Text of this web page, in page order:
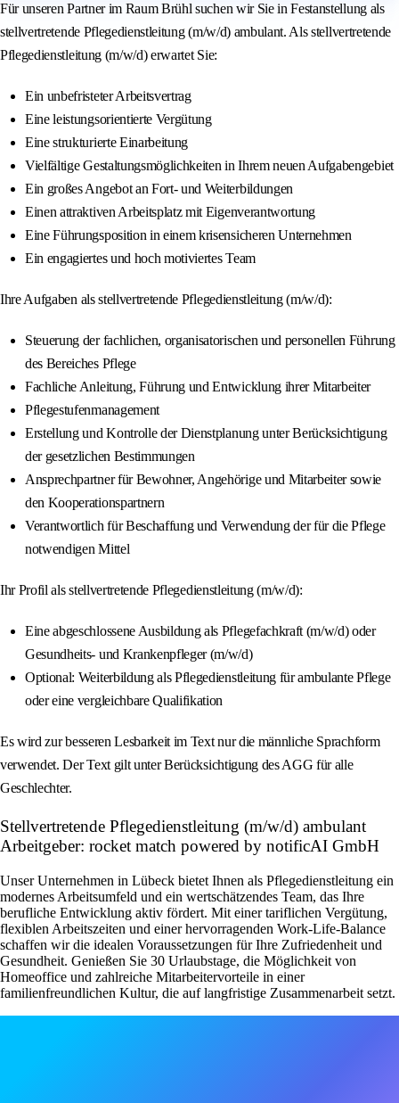
Für unseren Partner im Raum Brühl suchen wir Sie in Festanstellung als
stellvertretende Pflegedienstleitung (m/w/d) ambulant. Als stellvertretende
Pflegedienstleitung (m/w/d) erwartet Sie:
Ein unbefristeter Arbeitsvertrag
Eine leistungsorientierte Vergütung
Eine strukturierte Einarbeitung
Vielfältige Gestaltungsmöglichkeiten in Ihrem neuen Aufgabengebiet
Ein großes Angebot an Fort- und Weiterbildungen
Einen attraktiven Arbeitsplatz mit Eigenverantwortung
Eine Führungsposition in einem krisensicheren Unternehmen
Ein engagiertes und hoch motiviertes Team
Ihre Aufgaben als stellvertretende Pflegedienstleitung (m/w/d):
Steuerung der fachlichen, organisatorischen und personellen Führung
des Bereiches Pflege
Fachliche Anleitung, Führung und Entwicklung ihrer Mitarbeiter
Pflegestufenmanagement
Erstellung und Kontrolle der Dienstplanung unter Berücksichtigung
der gesetzlichen Bestimmungen
Ansprechpartner für Bewohner, Angehörige und Mitarbeiter sowie
den Kooperationspartnern
Verantwortlich für Beschaffung und Verwendung der für die Pflege
notwendigen Mittel
Ihr Profil als stellvertretende Pflegedienstleitung (m/w/d):
Eine abgeschlossene Ausbildung als Pflegefachkraft (m/w/d) oder
Gesundheits- und Krankenpfleger (m/w/d)
Optional: Weiterbildung als Pflegedienstleitung für ambulante Pflege
oder eine vergleichbare Qualifikation
Es wird zur besseren Lesbarkeit im Text nur die männliche Sprachform
verwendet. Der Text gilt unter Berücksichtigung des AGG für alle
Geschlechter.
Stellvertretende Pflegedienstleitung (m/w/d) ambulant
Arbeitgeber: rocket match powered by notificAI GmbH
Unser Unternehmen in Lübeck bietet Ihnen als Pflegedienstleitung ein
modernes Arbeitsumfeld und ein wertschätzendes Team, das Ihre
berufliche Entwicklung aktiv fördert. Mit einer tariflichen Vergütung,
flexiblen Arbeitszeiten und einer hervorragenden Work-Life-Balance
schaffen wir die idealen Voraussetzungen für Ihre Zufriedenheit und
Gesundheit. Genießen Sie 30 Urlaubstage, die Möglichkeit von
Homeoffice und zahlreiche Mitarbeitervorteile in einer
familienfreundlichen Kultur, die auf langfristige Zusammenarbeit setzt.